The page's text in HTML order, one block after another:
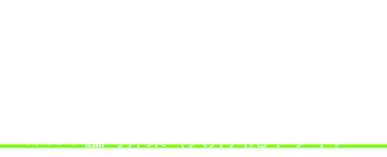
​7/19：臨時休業（大井川港トライア